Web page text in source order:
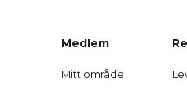
Medlem
Mitt område